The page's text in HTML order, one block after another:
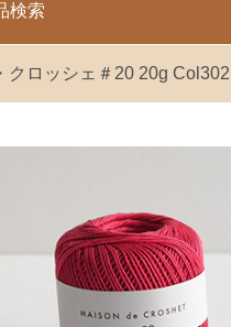
検索
クロッシェ＃20 20g Col302